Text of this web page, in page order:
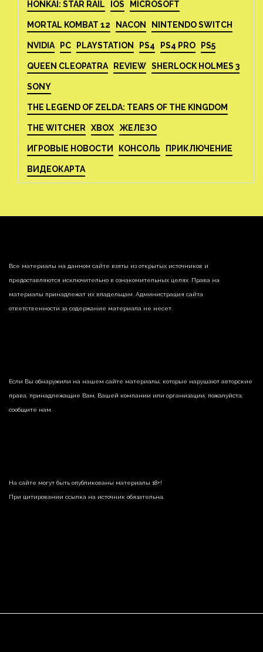
HONKAI: STAR RAIL IOS MICROSOFT
MORTAL KOMBAT 12 NACON NINTENDO SWITCH
NVIDIA PC PLAYSTATION PS4 PS4 PRO PS5
QUEEN CLEOPATRA REVIEW SHERLOCK HOLMES 3
SONY
THE LEGEND OF ZELDA: TEARS OF THE KINGDOM
THE WITCHER XBOX ЖЕЛЕЗО
ИГРОВЫЕ НОВОСТИ КОНСОЛЬ ПРИКЛЮЧЕНИЕ
ВИДЕОКАРТА
Все материалы на данном сайте взяты из открытых источников и
предоставляются исключительно в ознакомительных целях. Права на
материалы принадлежат их владельцам. Администрация сайта
ответственности за содержание материала не несет.
Если Вы обнаружили на нашем сайте материалы, которые нарушают авторские
права, принадлежащие Вам, Вашей компании или организации, пожалуйста,
сообщите нам.
На сайте могут быть опубликованы материалы 18+!
При цитировании ссылка на источник обязательна.